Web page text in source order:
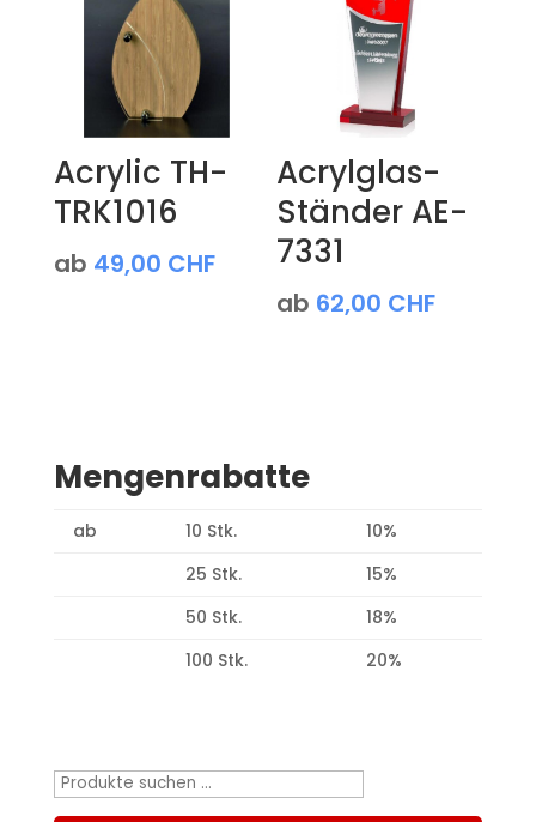
Acrylic TH-
TRK1016
ab 49,00 CHF
Acrylglas-
Ständer AE-
7331
ab 62,00 CHF
Mengenrabatte
ab 10 Stk.
10%
25 Stk.
15%
50 Stk.
18%
100 Stk.
20%
Suchen